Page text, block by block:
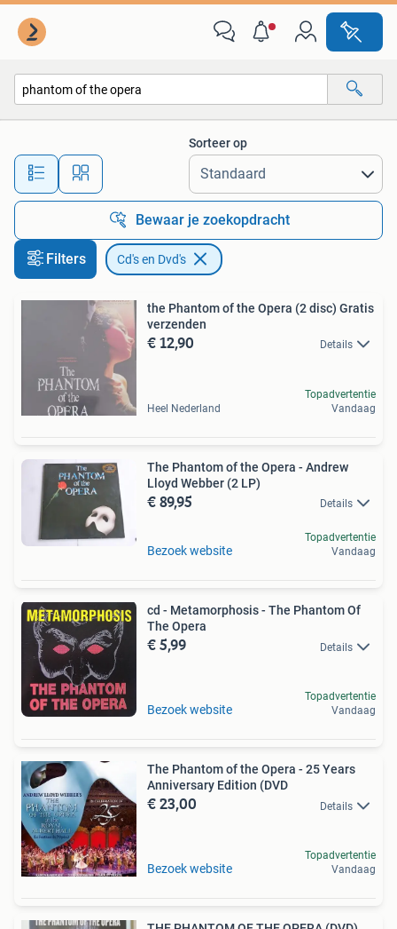
Alle afstanden…
Sorteer op
Bewaar je zoekopdracht
Filters Cd's en Dvd's
the Phantom of the Opera (2 disc) Gratis
verzenden
€ 12,90 Details
Heel Nederland
Topadvertentie
Vandaag
The Phantom of the Opera - Andrew
Lloyd Webber (2 LP)
€ 89,95 Details
Bezoek website
Topadvertentie
Vandaag
cd - Metamorphosis - The Phantom Of
The Opera
€ 5,99 Details
Bezoek website
Topadvertentie
Vandaag
The Phantom of the Opera - 25 Years
Anniversary Edition (DVD
€ 23,00 Details
Bezoek website
Topadvertentie
Vandaag